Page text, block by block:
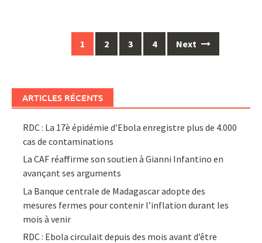
1 2 3 4 Next
ARTICLES RÉCENTS
RDC : La 17è épidémie d’Ebola enregistre plus de 4.000
cas de contaminations
La CAF réaffirme son soutien à Gianni Infantino en
avançant ses arguments
La Banque centrale de Madagascar adopte des
mesures fermes pour contenir l’inflation durant les
mois à venir
RDC : Ebola circulait depuis des mois avant d’être